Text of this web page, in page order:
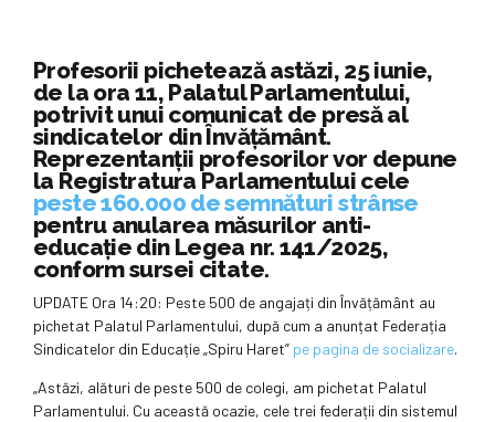
Profesorii pichetează astăzi, 25 iunie,
de la ora 11, Palatul Parlamentului,
potrivit unui comunicat de presă al
sindicatelor din Învățământ.
Reprezentanții profesorilor vor depune
la Registratura Parlamentului cele
peste 160.000 de semnături strânse
pentru anularea măsurilor anti-
educație din Legea nr. 141/2025,
conform sursei citate.
UPDATE Ora 14:20: Peste 500 de angajați din Învățământ au
pichetat Palatul Parlamentului, după cum a anunțat Federația
Sindicatelor din Educație „Spiru Haret” pe pagina de socializare.
„Astăzi, alături de peste 500 de colegi, am pichetat Palatul
Parlamentului. Cu această ocazie, cele trei federații din sistemul